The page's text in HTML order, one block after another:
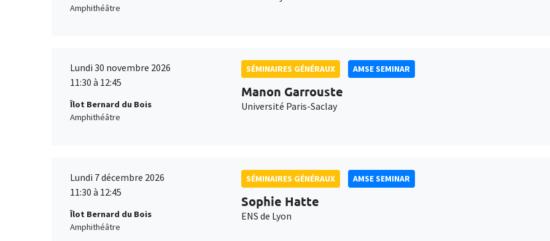
Amphithéâtre
Lundi 30 novembre 2026
11:30 à 12:45
Îlot Bernard du Bois
Amphithéâtre
SÉMINAIRES GÉNÉRAUX AMSE SEMINAR
Manon Garrouste
Université Paris-Saclay
Lundi 7 décembre 2026
11:30 à 12:45
Îlot Bernard du Bois
Amphithéâtre
SÉMINAIRES GÉNÉRAUX AMSE SEMINAR
Sophie Hatte
ENS de Lyon